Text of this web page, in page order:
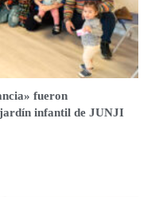
fueron
jardín infantil de JUNJI